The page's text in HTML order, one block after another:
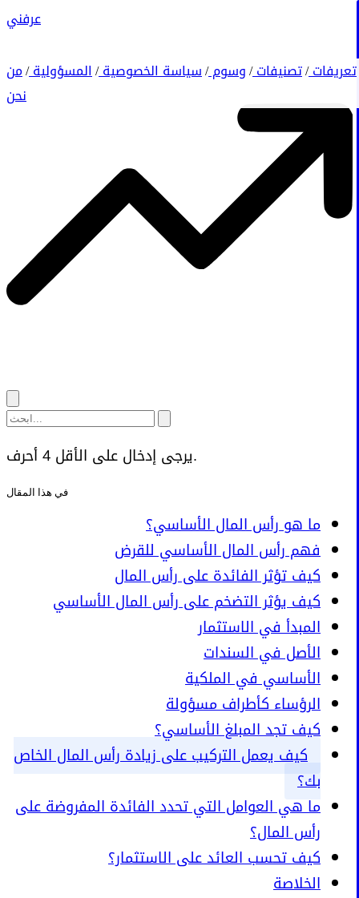
عرفني
تعريفات/ تصنيفات/ وسوم/ سياسة الخصوصية/ المسؤولية/ من
نحن
يرجى إدخال على الأقل 4 أحرف.
في هذا المقال
ما هو رأس المال الأساسي؟
فهم رأس المال الأساسي للقرض
كيف تؤثر الفائدة على رأس المال
كيف يؤثر التضخم على رأس المال الأساسي
المبدأ في الاستثمار
الأصل في السندات
الأساسي في الملكية
الرؤساء كأطراف مسؤولة
كيف تجد المبلغ الأساسي؟
كيف يعمل التركيب على زيادة رأس المال الخاص
بك؟
ما هي العوامل التي تحدد الفائدة المفروضة على
رأس المال؟
كيف تحسب العائد على الاستثمار؟
الخلاصة